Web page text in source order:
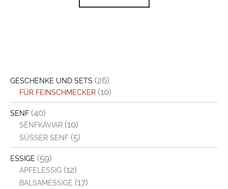
GESCHENKE UND SETS (26)
FÜR FEINSCHMECKER (10)
SENF (40)
SENFKAVIAR (10)
SÜSSER SENF (5)
ESSIGE (59)
APFELESSIG (12)
BALSAMESSIGE (17)